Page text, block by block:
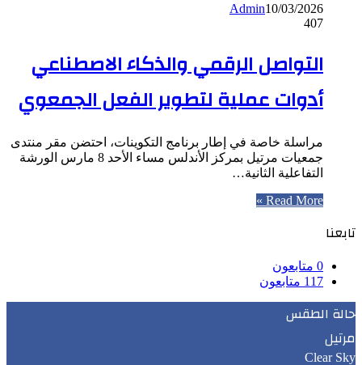
Admin10/03/2026
407
التواصل الرقمي والذكاء الاصطناعي
أدوات عملية لتطوير الفعل الجمعوي
مراسلة خاصة في إطار برنامج التكوينات، احتضن مقر منتدى
جمعيات مرتيل بمركز الأندلس مساء الأحد 8 مارس الورشة
التفاعلية الثانية…
Read More »
تابعنا
0 متابعون
117 متابعون
حالة الطقس
مرتيل
Clear Sky